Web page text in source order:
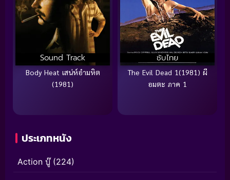
Sound Track
Body Heat เสน่ห์อำมหิต
(1981)
ซับไทย
The Evil Dead 1(1981) ผี
อมตะ ภาค 1
ประเภทหนัง
Action บู๊(224)